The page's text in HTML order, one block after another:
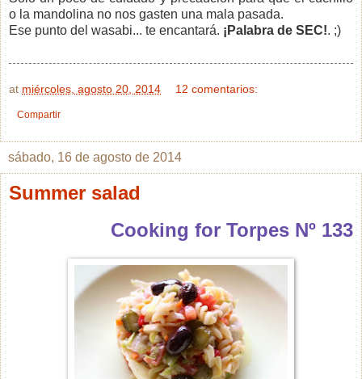
o la mandolina no nos gasten una mala pasada.
Ese punto del wasabi... te encantará. ¡Palabra de SEC!. ;)
at miércoles, agosto 20, 2014 12 comentarios:
Compartir
sábado, 16 de agosto de 2014
Summer salad
Cooking for Torpes Nº 133